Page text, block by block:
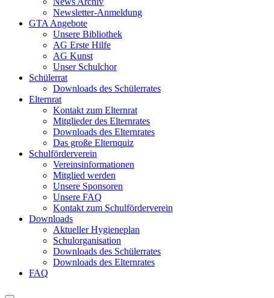
Newsletter-Anmeldung
GTA Angebote
Unsere Bibliothek
AG Erste Hilfe
AG Kunst
Unser Schulchor
Schülerrat
Downloads des Schülerrates
Elternrat
Kontakt zum Elternrat
Mitglieder des Elternrates
Downloads des Elternrates
Das große Elternquiz
Schulförderverein
Vereinsinformationen
Mitglied werden
Unsere Sponsoren
Unsere FAQ
Kontakt zum Schulförderverein
Downloads
Aktueller Hygieneplan
Schulorganisation
Downloads des Schülerrates
Downloads des Elternrates
FAQ